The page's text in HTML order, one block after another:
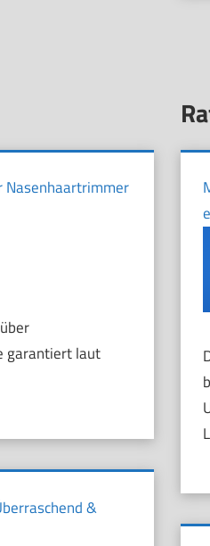
Nasenhaartrimmer
garantiert laut
&